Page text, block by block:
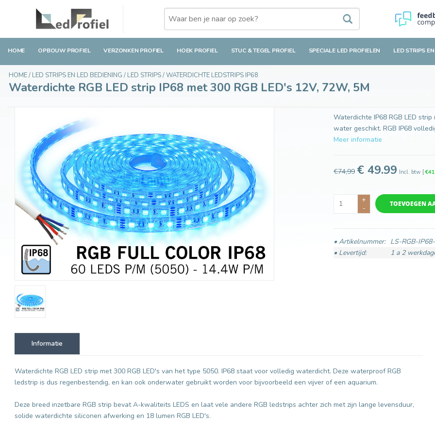
HOME OPBOUW PROFIEL VERZONKEN PROFIEL HOEK PROFIEL STUC & TEGEL PROFIEL SPECIALE LED PROFIELEN LED STRIPS
Waterdichte RGB LED strip IP68 met 300 RGB LED's 12V, 72W, 5M
HOME/ LED STRIPS EN LED BEDIENING / LED STRIPS/WATERDICHTE LEDSTRIPS IP68
Waterdichte RGB LED strip IP68 met 300 RGB LED's 12V, 72W, 5M
Waterdichte IP68 RGB LED
water geschikt. RGB IP68
Meer informatie
€74,99 € 49.99 Incl. btw [
+
-
TOEVOEGEN
• Artikelnummer: LS-RGB-
• Levertijd:
1 a 2
Informatie
Waterdichte RGB LED strip met 300 RGB LED's van het type 5050. IP68 staat voor volledig waterdicht. Deze waterproof RGB
ledstrip is dus regenbestendig, en kan ook onderwater gebruikt worden voor bijvoorbeeld een vijver of een aquarium.
Deze breed inzetbare RGB strip bevat A-kwaliteits LEDS en laat vele andere RGB ledstrips achter zich met zijn lange levensduur,
solide waterdichte siliconen afwerking en 18 lumen RGB LED's.